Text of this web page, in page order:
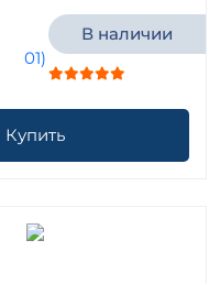
В наличии
Купить